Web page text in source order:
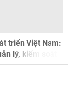
và
Nam:
soát